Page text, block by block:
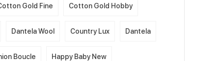
Gold Fine Cotton Gold Hobby
Dantela Wool Country Lux Dantela
Boucle Happy Baby New